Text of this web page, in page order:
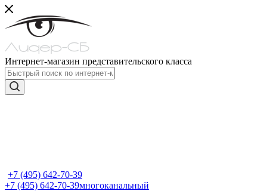
Интернет-магазин представительского класса
+7 (495) 642-70-39
+7 (495) 642-70-39многоканальный